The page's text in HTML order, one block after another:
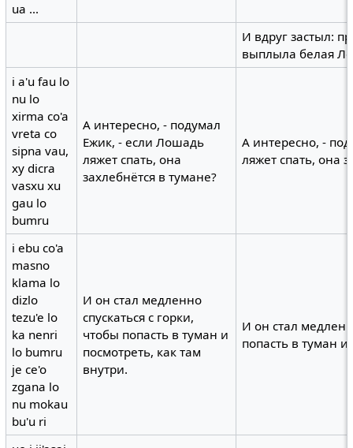
ua ...
И вдруг застыл:
выплыла белая
i a'u fau lo
nu lo
xirma co'a
vreta co
sipna vau,
xy dicra
vasxu xu
gau lo
bumru
А интересно, - подумал
Ежик, - если Лошадь
ляжет спать, она
захлебнётся в тумане?
А интересно, -
ляжет спать, она
i ebu co'a
masno
klama lo
dizlo
tezu'e lo
ka nenri
lo bumru
je ce'o
zgana lo
nu mokau
bu'u ri
И он стал медленно
спускаться с горки,
чтобы попасть в туман и
посмотреть, как там
внутри.
И он стал
попасть в туман